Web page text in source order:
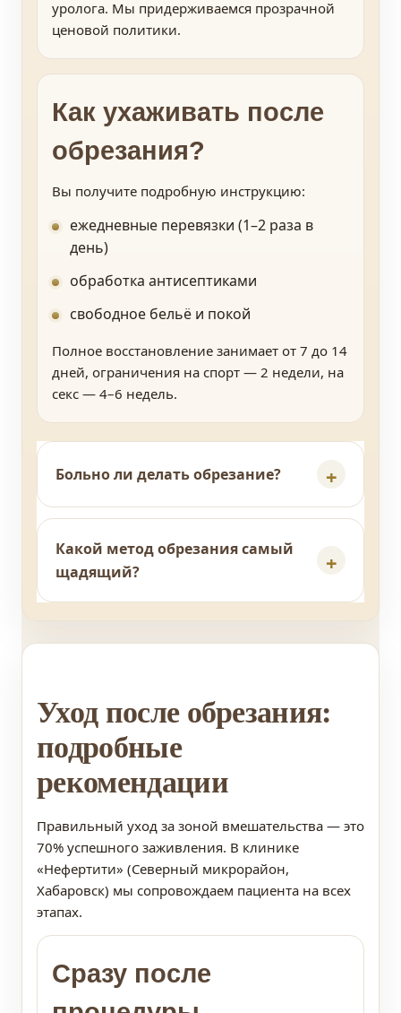
уролога. Мы придерживаемся прозрачной
ценовой политики.
Как ухаживать после
обрезания?
Вы получите подробную инструкцию:
ежедневные перевязки (1–2 раза в
день)
обработка антисептиками
свободное бельё и покой
Полное восстановление занимает от 7 до 14
дней, ограничения на спорт — 2 недели, на
секс — 4–6 недель.
Больно ли делать обрезание?
Какой метод обрезания самый
щадящий?
Уход после обрезания:
подробные
рекомендации
Правильный уход за зоной вмешательства — это
70% успешного заживления. В клинике
«Нефертити» (Северный микрорайон,
Хабаровск) мы сопровождаем пациента на всех
этапах.
Сразу после